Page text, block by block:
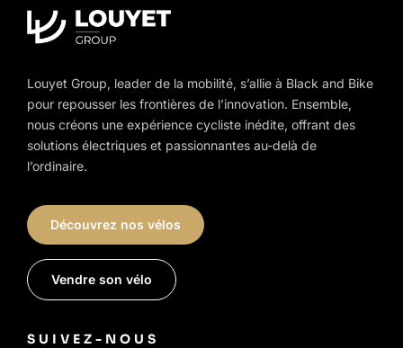
the
Louyet Group, leader de la mobilité, s’allie à Black and Bike
pour repousser les frontières de l’innovation. Ensemble,
nous créons une expérience cycliste inédite, offrant des
solutions électriques et passionnantes au-delà de
l’ordinaire.
Découvrez nos vélos
Vendre son vélo
SUIVEZ-NOUS